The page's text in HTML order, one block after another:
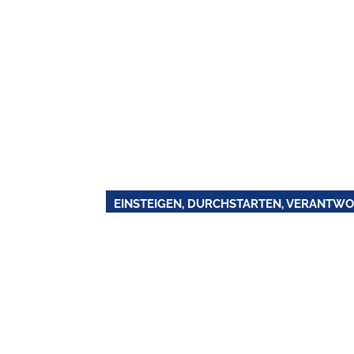
EINSTEIGEN, DURCHSTARTEN,